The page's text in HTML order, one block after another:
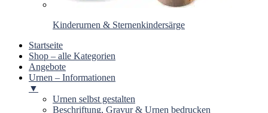
Kinderurnen & Sternenkindersärge
Startseite
Shop – alle Kategorien
Angebote
Urnen – Informationen
▼
Urnen selbst gestalten
Beschriftung, Gravur & Urnen bedrucken